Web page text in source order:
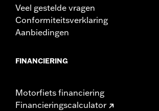
Veel gestelde vragen
Conformiteitsverklaring
Aanbiedingen
FINANCIERING
Motorfiets financiering
Financieringscalculator